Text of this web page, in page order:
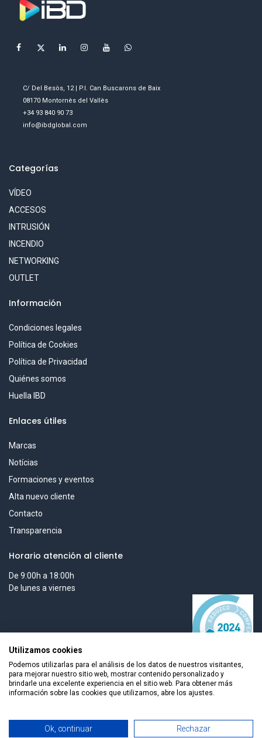
Filters Newest Arrivals
C/ Del Besòs, 12 | P.I. Can Buscarons de Baix
08170 Montornès del Vallès
+34 93 840 90 73
info@ibdglobal.com
Categorías
VÍDEO
ACCESOS
INTRUSIÓN
INCENDIO
NETWORKING
OUTLET
Información
Condiciones legales
Política de Cookies
Política de Privacidad
Quiénes somos
Huella IBD
Enlaces útiles
Marcas
Notícias
Formaciones y eventos
Alta nuevo cliente
Contacto
Transparencia
Horario atención al cliente
De 9:00h a 18:00h
De lunes a viernes
Todos los derechos reservados © 2026 Smart Tech Ibd Global Solutions,
S.L.
Utilizamos cookies
Podemos utilizarlas para el análisis de los datos de nuestros visitantes,
para mejorar nuestro sitio web, mostrar contenido personalizado y
brindarle una excelente experiencia en el sitio web. Para obtener más
información sobre las cookies que utilizamos, abre los ajustes.
Ok, continuar Rechazar